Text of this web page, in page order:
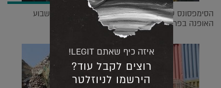
הסימפסונס עולים על המסלול של בלנסיאגה לכבוד שבוע
האופנה בפריז |06.10.2021
איזה כיף שאתם LEGIT!
רוצים לקבל עוד?
הירשמו לניוזלטר